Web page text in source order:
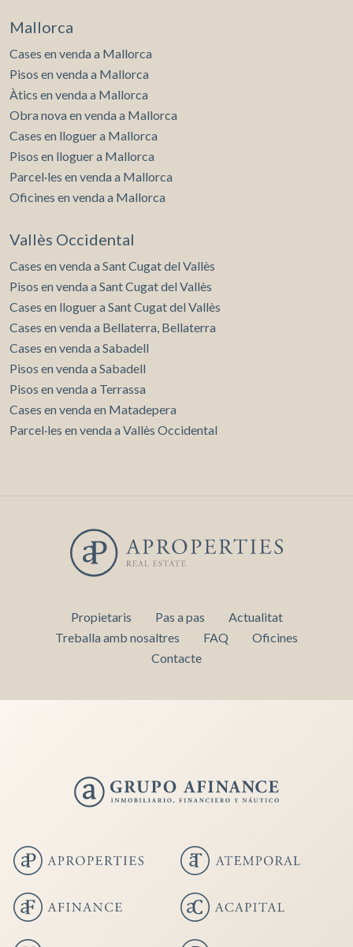
Mallorca
Cases en venda a Mallorca
Pisos en venda a Mallorca
Àtics en venda a Mallorca
Obra nova en venda a Mallorca
Cases en lloguer a Mallorca
Pisos en lloguer a Mallorca
Parcel·les en venda a Mallorca
Oficines en venda a Mallorca
Vallès Occidental
Cases en venda a Sant Cugat del Vallès
Pisos en venda a Sant Cugat del Vallès
Cases en lloguer a Sant Cugat del Vallès
Cases en venda a Bellaterra, Bellaterra
Cases en venda a Sabadell
Pisos en venda a Sabadell
Pisos en venda a Terrassa
Cases en venda en Matadepera
Parcel·les en venda a Vallès Occidental
Propietaris Pas a pas
Actualitat
Treballa amb nosaltres
FAQ
Oficines
Contacte